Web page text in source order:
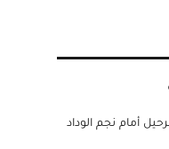
أمام نجم الوداد